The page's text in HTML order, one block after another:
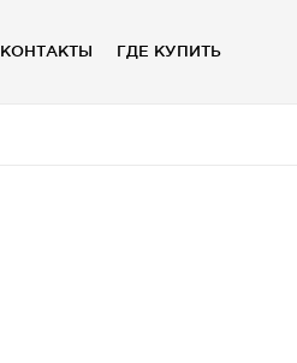
КОНТАКТЫ ГДЕ КУПИТЬ